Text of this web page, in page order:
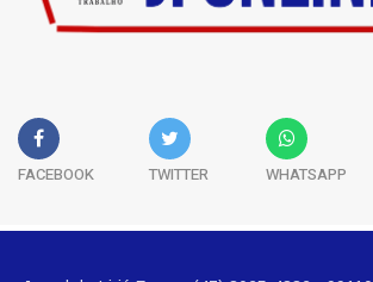
FACEBOOK TWITTER WHATSAPP